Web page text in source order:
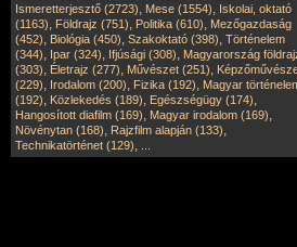
Ismeretterjesztő (2723), Mese (1554), Iskolai, oktató
(1163), Földrajz (751), Politika (610), Mezőgazdaság
(452), Biológia (450), Szakoktató (398), Történelem
(344), Ipar (324), Ifjúsági (308), Magyarország
(303), Életrajz (277), Művészet (251),
(229), Irodalom (200), Fizika (192), Magyar
(192), Közlekedés (189), Egészségügy (174),
Hangosított diafilm (169), Magyar irodalom (169),
Növénytan (168), Rajzfilm alapján (133),
Technikatörténet (129),